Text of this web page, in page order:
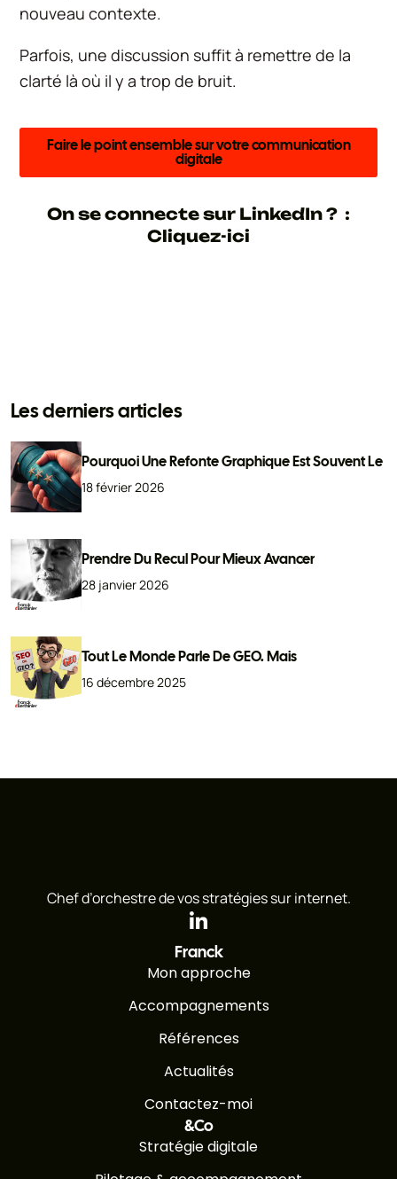
nouveau contexte.
Parfois, une discussion suffit à remettre de la
clarté là où il y a trop de bruit.
Faire le point ensemble sur votre communication
digitale
On se connecte sur LinkedIn ? :
Cliquez-ici
Les derniers articles
Pourquoi Une Refonte Graphique Est Souvent Le
18 février 2026
Prendre Du Recul Pour Mieux Avancer
28 janvier 2026
Tout Le Monde Parle De GEO. Mais
16 décembre 2025
Chef d’orchestre de vos stratégies sur internet.
Franck
Mon approche
Accompagnements
Références
Actualités
Contactez-moi
&Co
Stratégie digitale